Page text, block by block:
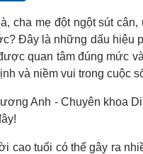
cha mẹ đột ngột sút
Đây là những dấu hiệu
quan tâm đúng mức
và niềm vui trong cuộc
Anh - Chuyên khoa
tuổi có thể gây ra